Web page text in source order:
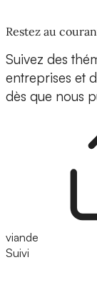
Restez au
Suivez des
entreprises et
dès que nous
viande
Suivi